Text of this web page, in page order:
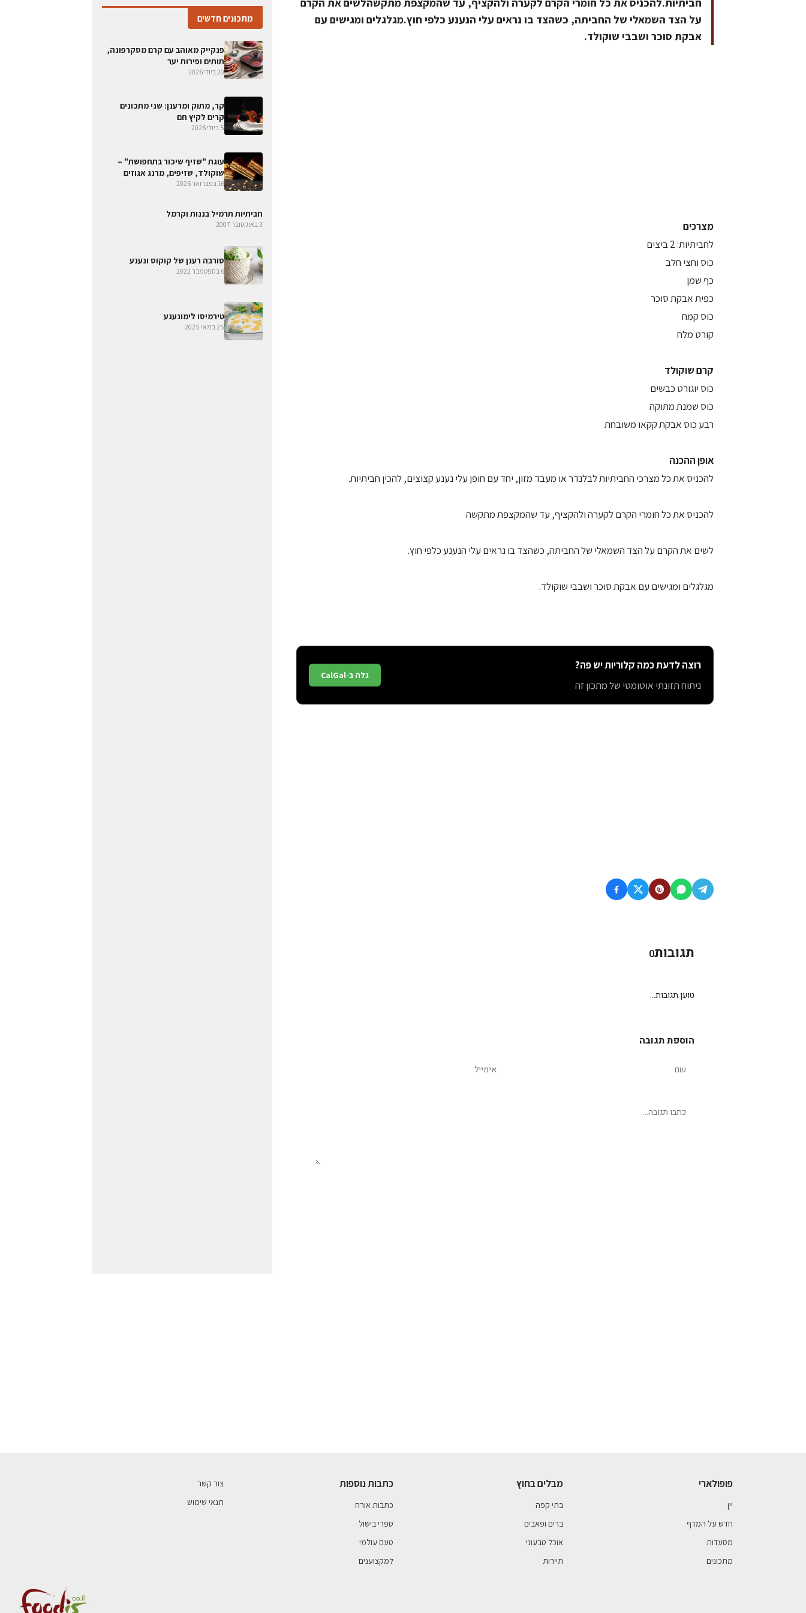
על הצד השמאלי של החביתה, כשהצד בו נראים עלי הנענע כלפי חוץ.מגלגלים ומגישים עם
אבקת סוכר ושבבי שוקולד.
מצרכים
לחביתיות: 2 ביצים
כוס וחצי חלב
כף שמן
כפית אבקת סוכר
כוס קמח
קורט מלח
קרם שוקולד
כוס יוגורט כבשים
כוס שמנת מתוקה
רבע כוס אבקת קקאו משובחת
אופן ההכנה
להכניס את כל מצרכי החביתיות לבלנדר או מעבד מזון, יחד עם חופן עלי נענע קצוצים, להכין חביתיות.
להכניס את כל חומרי הקרם לקערה ולהקציף, עד שהמקצפת מתקשה
לשים את הקרם על הצד השמאלי של החביתה, כשהצד בו נראים עלי הנענע כלפי חוץ.
מגלגלים ומגישים עם אבקת סוכר ושבבי שוקולד.
רוצה לדעת כמה קלוריות יש פה?
ניתוח תזונתי אוטומטי של מתכון זה
גלה ב-CalGal
תגובות0
טוען תגובות...
הוספת תגובה
מתכונים חדשים
פנקייק מאוהב עם קרם מסקרפונה,
תותים ופירות יער
20 ביולי 2026
קר, מתוק ומרענן: שני מתכונים
קרים לקיץ חם
5 ביולי 2026
עוגת "שזיף שיכור בתחפושת" –
שוקולד, שזיפים, מרנג אגוזים
16 בפברואר 2026
חביתיות תרמיל בננות וקרמל
3 באוקטובר 2007
סורבה רענן של קוקוס ונענע
6 בספטמבר 2022
טירמיסו לימונענע
25 במאי 2025
פופולארי
יין
חדש על המדף
מסעדות
מתכונים
מבלים בחוץ
בתי קפה
ברים ופאבים
אוכל טבעוני
תיירות
כתבות נוספות
כתבות אורח
ספרי בישול
טעם עולמי
למקצוענים
צור קשר
תנאי שימוש